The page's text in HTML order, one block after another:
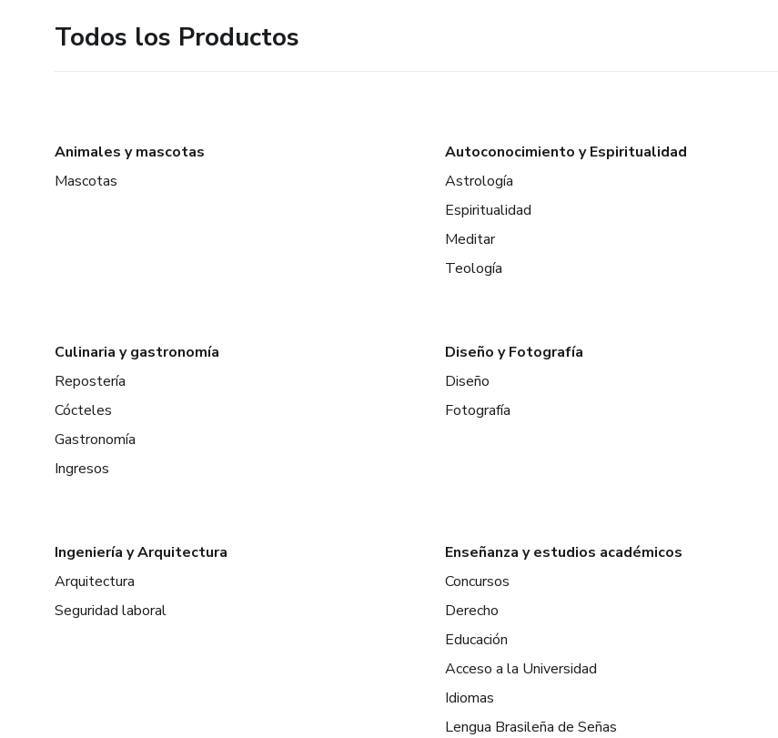
Todos los Productos
Animales y mascotas
Mascotas
Autoconocimiento y Espiritualidad
Astrología
Espiritualidad
Meditar
Teología
Culinaria y gastronomía
Repostería
Cócteles
Gastronomía
Ingresos
Diseño y Fotografía
Diseño
Fotografía
Ingeniería y Arquitectura
Arquitectura
Seguridad laboral
Enseñanza y estudios académicos
Concursos
Derecho
Educación
Acceso a la Universidad
Idiomas
Lengua Brasileña de Señas